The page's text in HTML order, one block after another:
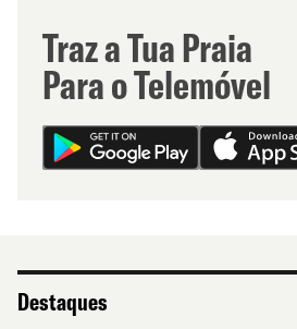
Traz a Tua Praia
Para o Telemóvel
Destaques